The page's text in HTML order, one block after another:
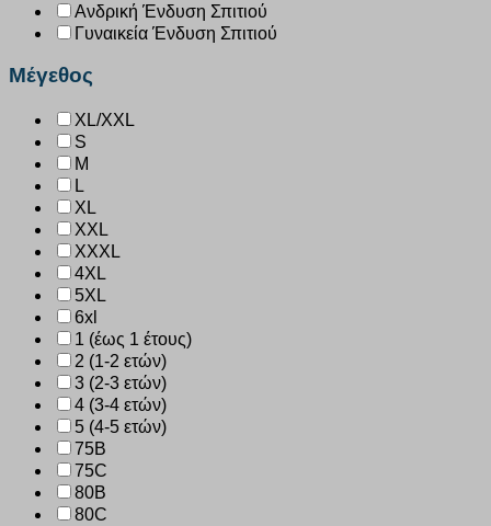
Ανδρική Ένδυση Σπιτιού
Γυναικεία Ένδυση Σπιτιού
Μέγεθος
XL/XXL
S
M
L
XL
XXL
XXXL
4XL
5XL
6xl
1 (έως 1 έτους)
2 (1-2 ετών)
3 (2-3 ετών)
4 (3-4 ετών)
5 (4-5 ετών)
75B
75C
80B
80C